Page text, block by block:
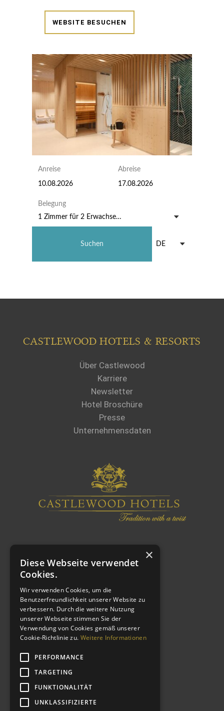
WEBSITE BESUCHEN
Anreise Abreise
Belegung
1 Zimmer für 2 Erwachsene
Suchen DE
CASTLEWOOD HOTELS & RESORTS
Über Castlewood
Karriere
Newsletter
Hotel Broschüre
Presse
Unternehmensdaten
WEITERE LINKS
Impressum
Datenschutzerklärung
×
Diese Webseite verwendet
Cookies.
Wir verwenden Cookies, um die
Benutzerfreundlichkeit unserer Website zu
verbessern. Durch die weitere Nutzung
unserer Webseite stimmen Sie der
Verwendung von Cookies gemäß unserer
Cookie-Richtlinie zu. Weitere Informationen
PERFORMANCE
TARGETING
FUNKTIONALITÄT
UNKLASSIFIZIERTE